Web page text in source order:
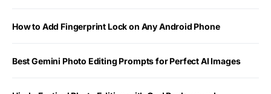
How to Add Fingerprint Lock on Any Android Phone
Best Gemini Photo Editing Prompts for Perfect AI Images